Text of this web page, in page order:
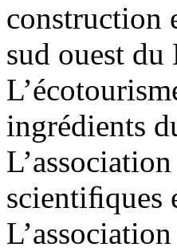
construction
sud ouest
ingrédients
scientiﬁques